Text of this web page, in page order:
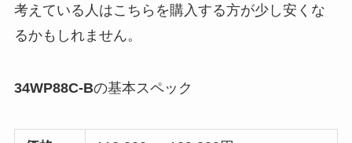
考えている人はこちらを購入する方が少し安くな
るかもしれません。
34WP88C-Bの基本スペック